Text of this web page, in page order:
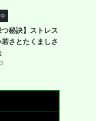
つ秘訣】ストレス
さとたくましさ